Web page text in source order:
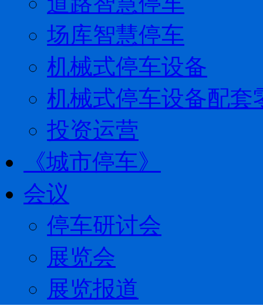
场库智慧停车
机械式停车设备
机械式停车设备配套
投资运营
《城市停车》
会议
停车研讨会
展览会
展览报道